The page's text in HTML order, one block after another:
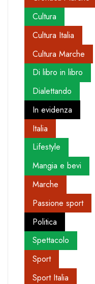
Cultura
Cultura Italia
Cultura Marche
Di libro in libro
Dialettando
In evidenza
Italia
Lifestyle
Mangia e bevi
Marche
Passione sport
Politica
Spettacolo
Sport
Sport Italia